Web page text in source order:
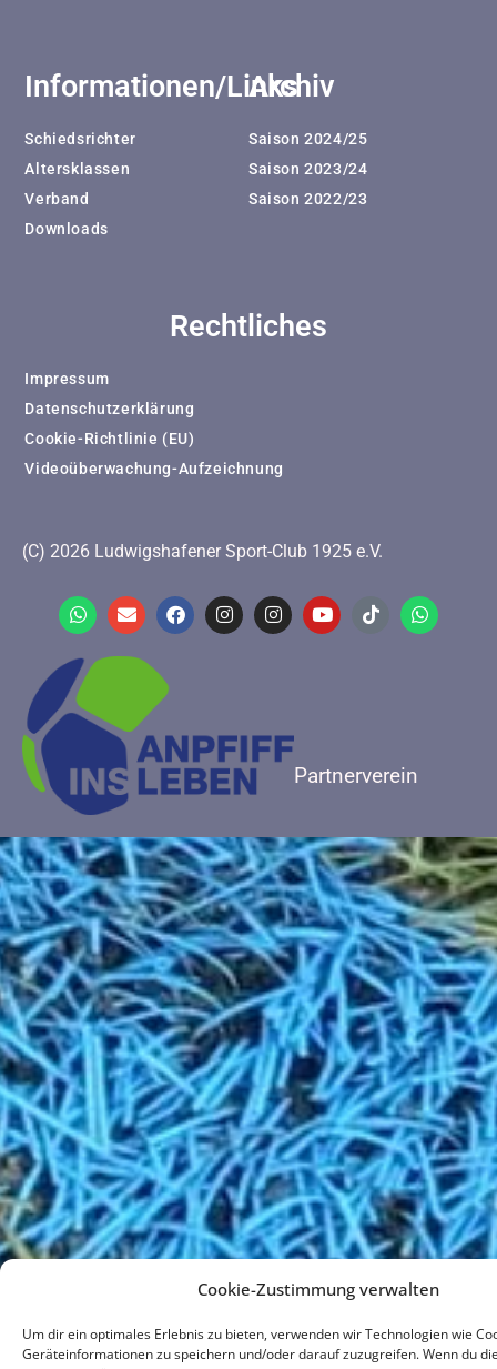
Cookie-Zustimmung verwalten
Um dir ein optimales Erlebnis zu bieten, verwenden wir Technologien wie
Geräteinformationen zu speichern und/oder darauf zuzugreifen. Wenn du
Informationen/Links
Schiedsrichter
Altersklassen
Verband
Downloads
Archiv
Saison 2024/25
Saison 2023/24
Saison 2022/23
Rechtliches
Impressum
Datenschutzerklärung
Cookie-Richtlinie (EU)
Videoüberwachung-Aufzeichnung
(C) 2026 Ludwigshafener Sport-Club 1925 e.V.
Partnerverein